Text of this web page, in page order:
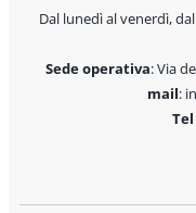
Dal lunedì al venerdì,
Sede operativa: Via
mail:
Tel